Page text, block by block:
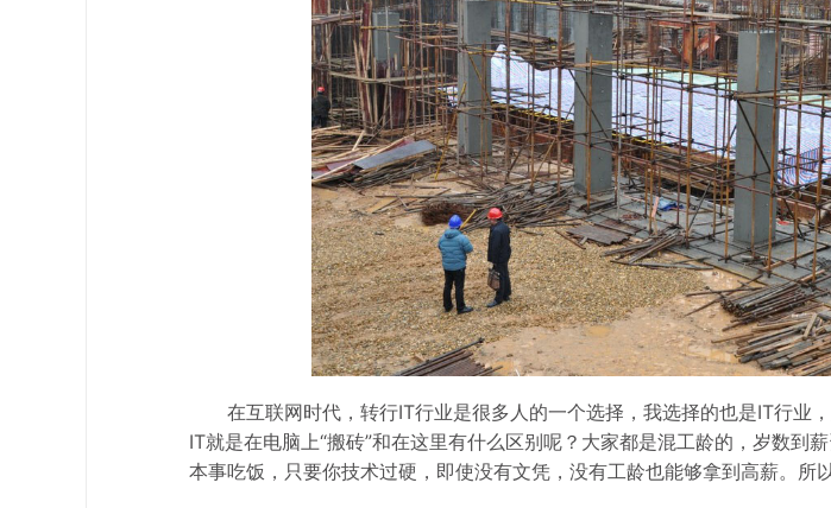
在互联网时代，转行IT行业是很多人的一个选择，我选择的也是IT行业
IT就是在电脑上“搬砖”和在这里有什么区别呢？大家都是混工龄的，岁数
本事吃饭，只要你技术过硬，即使没有文凭，没有工龄也能够拿到高薪。所